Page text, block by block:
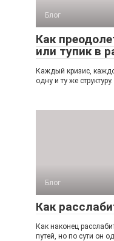
Блог
Как
или тупик в
Каждый кризис,
одну и ту же
Блог
Как
Как наконец
путей, но по сути он